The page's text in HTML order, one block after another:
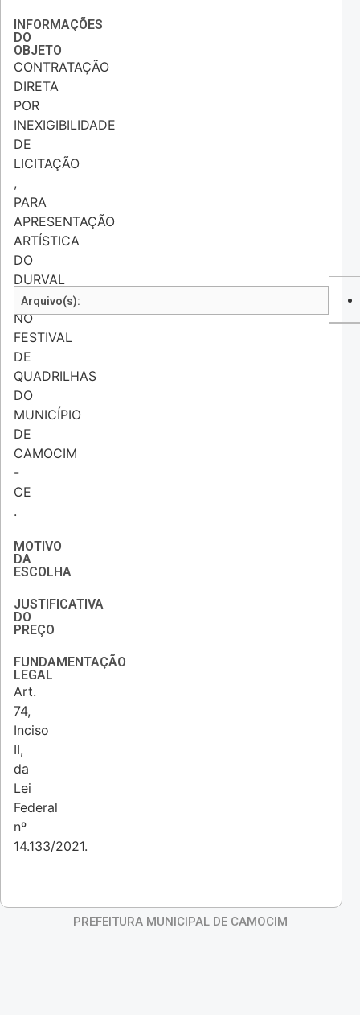
INFORMAÇÕES
DO
OBJETO
CONTRATAÇÃO
DIRETA
POR
INEXIGIBILIDADE
DE
LICITAÇÃO
,
PARA
APRESENTAÇÃO
ARTÍSTICA
DO
DURVAL
LELYS
NO
FESTIVAL
DE
QUADRILHAS
DO
MUNICÍPIO
DE
CAMOCIM
-
CE
.
MOTIVO
DA
ESCOLHA
JUSTIFICATIVA
DO
PREÇO
FUNDAMENTAÇÃO
LEGAL
Art.
74,
Inciso
II,
da
Lei
Federal
nº
14.133/2021.
Arquivo(s):
PREFEITURA MUNICIPAL DE CAMOCIM